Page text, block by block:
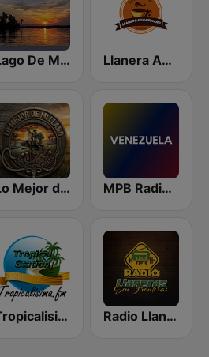
Lago De Maracaibo Llanera Aguazuleño
Lo Mejor de Mi Llano MPB Radio Venezuela
Tropicalisima.fm - Tropical Radio Llaneras Sin Fronteras